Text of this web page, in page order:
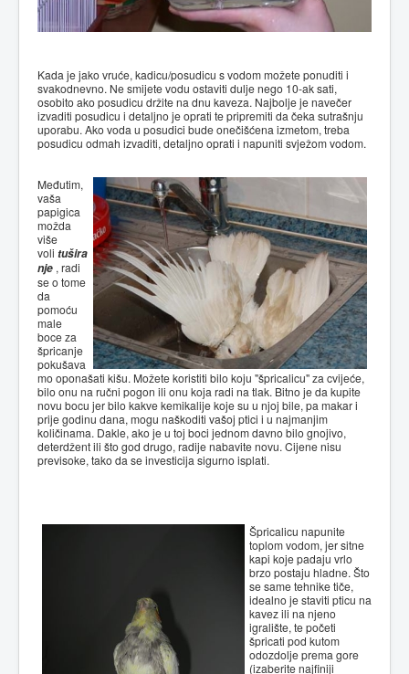
Kada je jako vruće, kadicu/posudicu s vodom možete ponuditi i
svakodnevno. Ne smijete vodu ostaviti dulje nego 10-ak sati,
osobito ako posudicu držite na dnu kaveza. Najbolje je navečer
izvaditi posudicu i detaljno je oprati te pripremiti da čeka sutrašnju
uporabu. Ako voda u posudici bude onečišćena izmetom, treba
posudicu odmah izvaditi, detaljno oprati i napuniti svježom vodom.
Međutim,
vaša
papigica
možda
više
voli tušira
nje , radi
se o tome
da
pomoću
male
boce za
špricanje
pokušava
mo oponašati kišu. Možete koristiti bilo koju "špricalicu" za cvijeće,
bilo onu na ručni pogon ili onu koja radi na tlak. Bitno je da kupite
novu bocu jer bilo kakve kemikalije koje su u njoj bile, pa makar i
prije godinu dana, mogu naškoditi vašoj ptici i u najmanjim
količinama. Dakle, ako je u toj boci jednom davno bilo gnojivo,
deterdžent ili što god drugo, radije nabavite novu. Cijene nisu
previsoke, tako da se investicija sigurno isplati.
Špricalicu napunite
toplom vodom, jer sitne
kapi koje padaju vrlo
brzo postaju hladne. Što
se same tehnike tiče,
idealno je staviti pticu na
kavez ili na njeno
igralište, te početi
špricati pod kutom
odozdolje prema gore
(izaberite najfiniji